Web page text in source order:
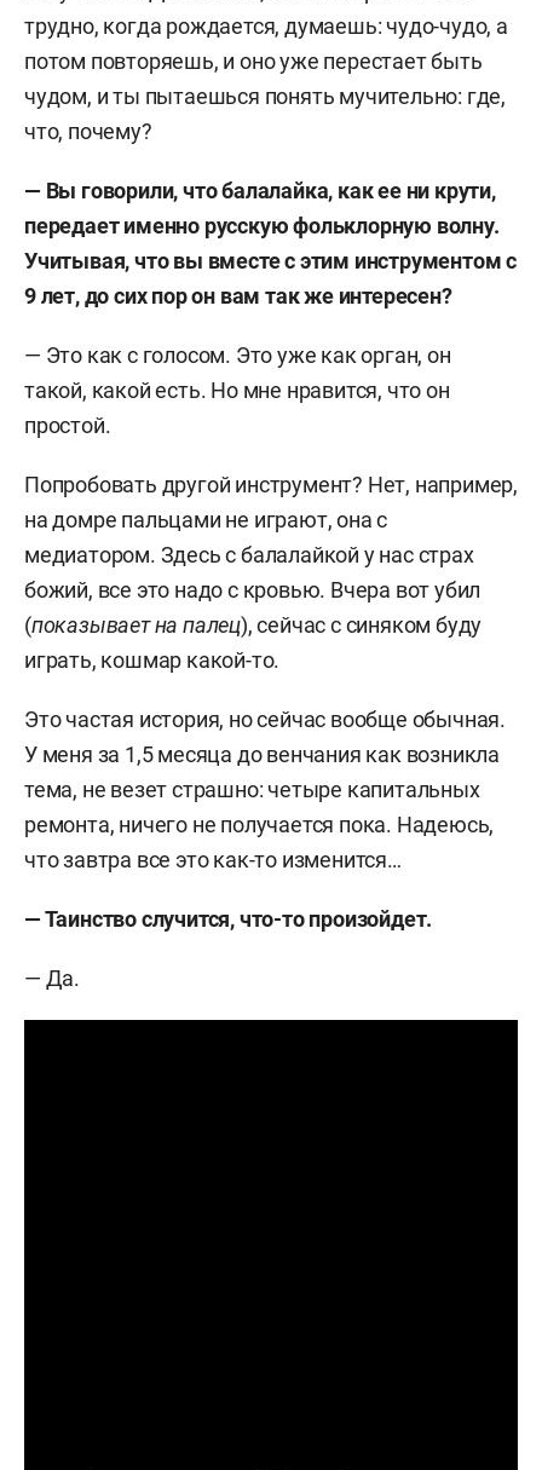
трудно, когда рождается, думаешь: чудо-чудо, а
потом повторяешь, и оно уже перестает быть
чудом, и ты пытаешься понять мучительно: где,
что, почему?
— Вы говорили, что балалайка, как ее ни крути,
передает именно русскую фольклорную волну.
Учитывая, что вы вместе с этим инструментом с
9 лет, до сих пор он вам так же интересен?
— Это как с голосом. Это уже как орган, он
такой, какой есть. Но мне нравится, что он
простой.
Попробовать другой инструмент? Нет, например,
на домре пальцами не играют, она с
медиатором. Здесь с балалайкой у нас страх
божий, все это надо с кровью. Вчера вот убил
(показывает на палец), сейчас с синяком буду
играть, кошмар какой-то.
Это частая история, но сейчас вообще обычная.
У меня за 1,5 месяца до венчания как возникла
тема, не везет страшно: четыре капитальных
ремонта, ничего не получается пока. Надеюсь,
что завтра все это как-то изменится…
— Таинство случится, что-то произойдет.
— Да.